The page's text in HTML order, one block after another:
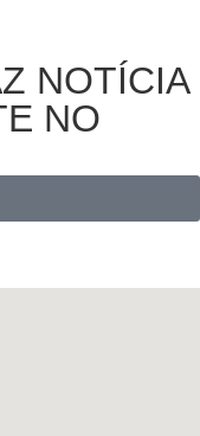
NOTÍCIA
NO